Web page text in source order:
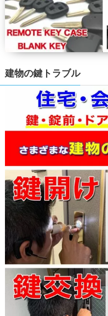
建物の鍵トラブル